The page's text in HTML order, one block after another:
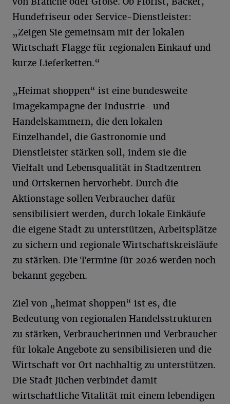
Hundefriseur oder Service-Dienstleister:
„Zeigen Sie gemeinsam mit der lokalen
Wirtschaft Flagge für regionalen Einkauf und
kurze Lieferketten.“
„Heimat shoppen“ ist eine bundesweite
Imagekampagne der Industrie- und
Handelskammern, die den lokalen
Einzelhandel, die Gastronomie und
Dienstleister stärken soll, indem sie die
Vielfalt und Lebensqualität in Stadtzentren
und Ortskernen hervorhebt. Durch die
Aktionstage sollen Verbraucher dafür
sensibilisiert werden, durch lokale Einkäufe
die eigene Stadt zu unterstützen, Arbeitsplätze
zu sichern und regionale Wirtschaftskreisläufe
zu stärken. Die Termine für 2026 werden noch
bekannt gegeben.
Ziel von „heimat shoppen“ ist es, die
Bedeutung von regionalen Handelsstrukturen
zu stärken, Verbraucherinnen und Verbraucher
für lokale Angebote zu sensibilisieren und die
Wirtschaft vor Ort nachhaltig zu unterstützen.
Die Stadt Jüchen verbindet damit
wirtschaftliche Vitalität mit einem lebendigen